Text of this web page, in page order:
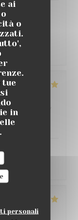
ai
o
tue
in
personali
mangé au
au bar,
géant, belle
: 5/5
Qualità /
pour nous !!